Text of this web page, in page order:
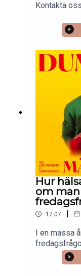
Kontakta
Hur
om
17:07 |
I en massa
katalogen.